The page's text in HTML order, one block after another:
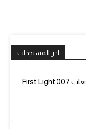
اخر المستجدات
مخاوف من تأخير مراجعات 007 First Light